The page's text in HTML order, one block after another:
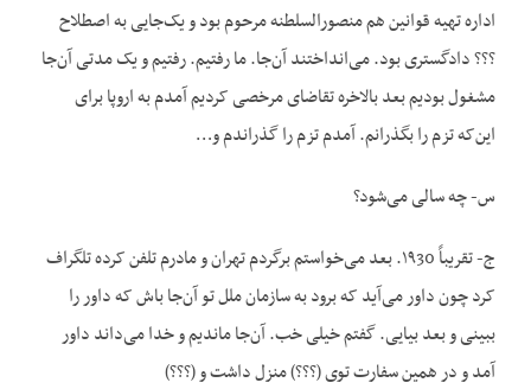
اداره تهیه قوانین هم منصورالسلطنه مرحوم بود و یک‌جایی به اصطلاح
؟؟؟ دادگستری بود. می‌انداختند آن‌جا. ما رفتیم. رفتیم و یک مدتی آن‌جا
مشغول بودیم بعد بالاخره تقاضای مرخصی کردیم آمدم به اروپا برای
این‌که تزم را بگذرانم. آمدم تزم را گذراندم و…
س- چه سالی می‌شود؟
ج- تقریباً ۱۹30. بعد می‌خواستم برگردم تهران و مادرم تلفن کرده تلگراف
کرد چون داور می‌آید که برود به سازمان ملل تو آن‌جا باش که داور را
ببینی و بعد بیایی. گفتم خیلی خب. آن‌جا ماندیم و خدا می‌داند داور
آمد و در همین سفارت توی (؟؟؟) منزل داشت و (؟؟؟)